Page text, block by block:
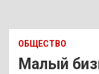
ОБЩЕСТВО
Малый